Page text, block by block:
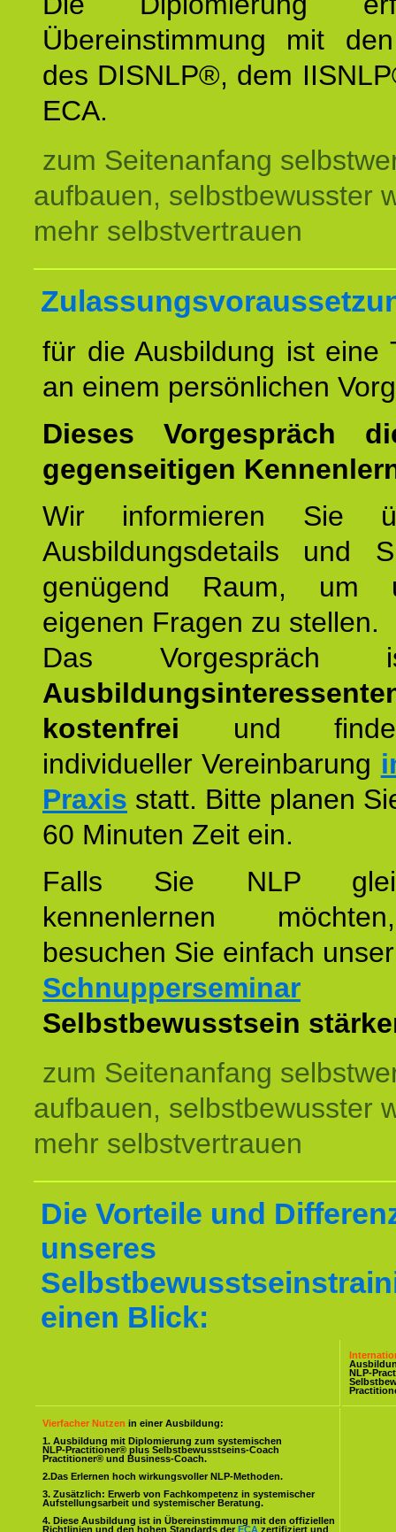
Übereinstimmung mit
des DISNLP®, dem
ECA.
zum Seitenanfang
aufbauen, selbstbewusster
mehr selbstvertrauen
für die Ausbildung ist eine
an einem persönlichen
Dieses Vorgespräch
gegenseitigen
Wir informieren Sie
Ausbildungsdetails und
genügend Raum, um
eigenen Fragen zu stellen.
Das
kostenfrei und
individueller Vereinbarung
Praxis statt. Bitte planen
60 Minuten Zeit ein.
Falls Sie NLP
kennenlernen
besuchen Sie einfach unser
Schnupperseminar
Selbstbewusstsein
zum Seitenanfang
aufbauen, selbstbewusster
mehr selbstvertrauen
Die Vorteile und
unseres
einen Blick:
NLP-
Vierfacher Nutzen in einer Ausbildung:
1. Ausbildung mit Diplomierung zum systemischen
NLP-Practitioner® plus Selbstbewusstseins-Coach
Practitioner® und Business-Coach.
2.Das Erlernen hoch wirkungsvoller NLP-Methoden.
3. Zusätzlich: Erwerb von Fachkompetenz in systemischer
Aufstellungsarbeit und systemischer Beratung.
4. Diese Ausbildung ist in Übereinstimmung mit den offiziellen
Richtlinien und den hohen Standards der ECA zertifiziert und